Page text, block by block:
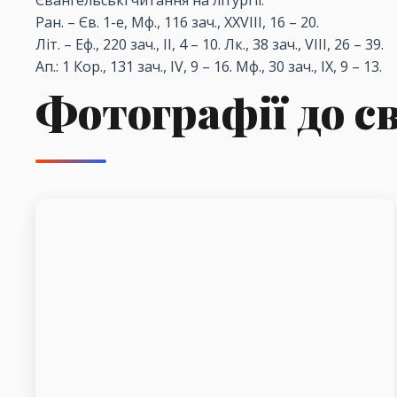
Ран. – Єв. 1-е, Мф., 116 зач., XXVIII, 16 – 20.
Літ. – Еф., 220 зач., II, 4– 10. Лк., 38 зач., VIII, 26 – 39.
Ап.: 1 Кор., 131 зач., IV, 9 – 16. Мф., 30 зач., IX, 9 – 13.
Фотографії до